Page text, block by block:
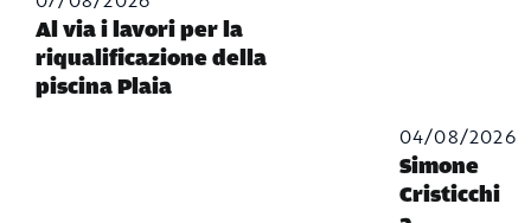
Al via i lavori per la
riqualificazione della
piscina Plaia
04/08/2026
Simone
Cristicchi